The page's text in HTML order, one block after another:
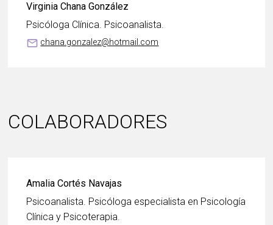
Virginia Chana González
Psicóloga Clínica. Psicoanalista.
mail_outline chana.gonzalez@hotmail.com
COLABORADORES
Amalia Cortés Navajas
Psicoanalista. Psicóloga especialista en Psicología
Clínica y Psicoterapia.